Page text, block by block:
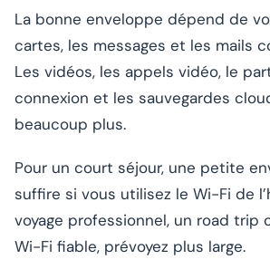
La bonne enveloppe dépend de
cartes, les messages et les mails
Les vidéos, les appels vidéo, le
connexion et les sauvegardes
beaucoup plus.
Pour un court séjour, une petite
suffire si vous utilisez le Wi-Fi de
voyage professionnel, un road trip
Wi-Fi fiable, prévoyez plus large.